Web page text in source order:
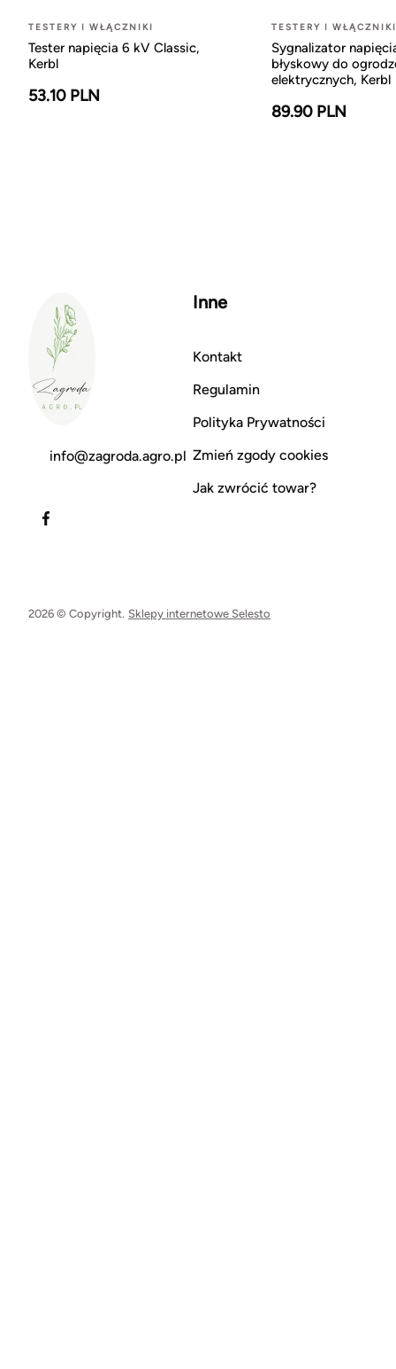
TESTERY I WŁĄCZNIKI
Tester napięcia 6 kV Classic,
Kerbl
53.10 PLN
TESTERY I WŁĄCZNIKI
Sygnalizator
błyskowy do
elektrycznych, Kerbl
89.90 PLN
info@zagroda.agro.pl
Inne
Kontakt
Regulamin
Polityka Prywatności
Zmień zgody cookies
Jak zwrócić towar?
2026 © Copyright. Sklepy internetowe Selesto